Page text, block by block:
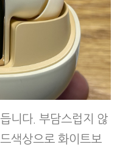
니다. 부담스럽지 않
색상으로 화이트보